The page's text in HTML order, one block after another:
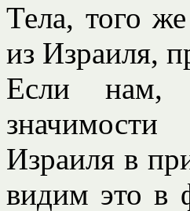
Тела, того
из Израиля,
Если нам,
Израиля в
видим это в